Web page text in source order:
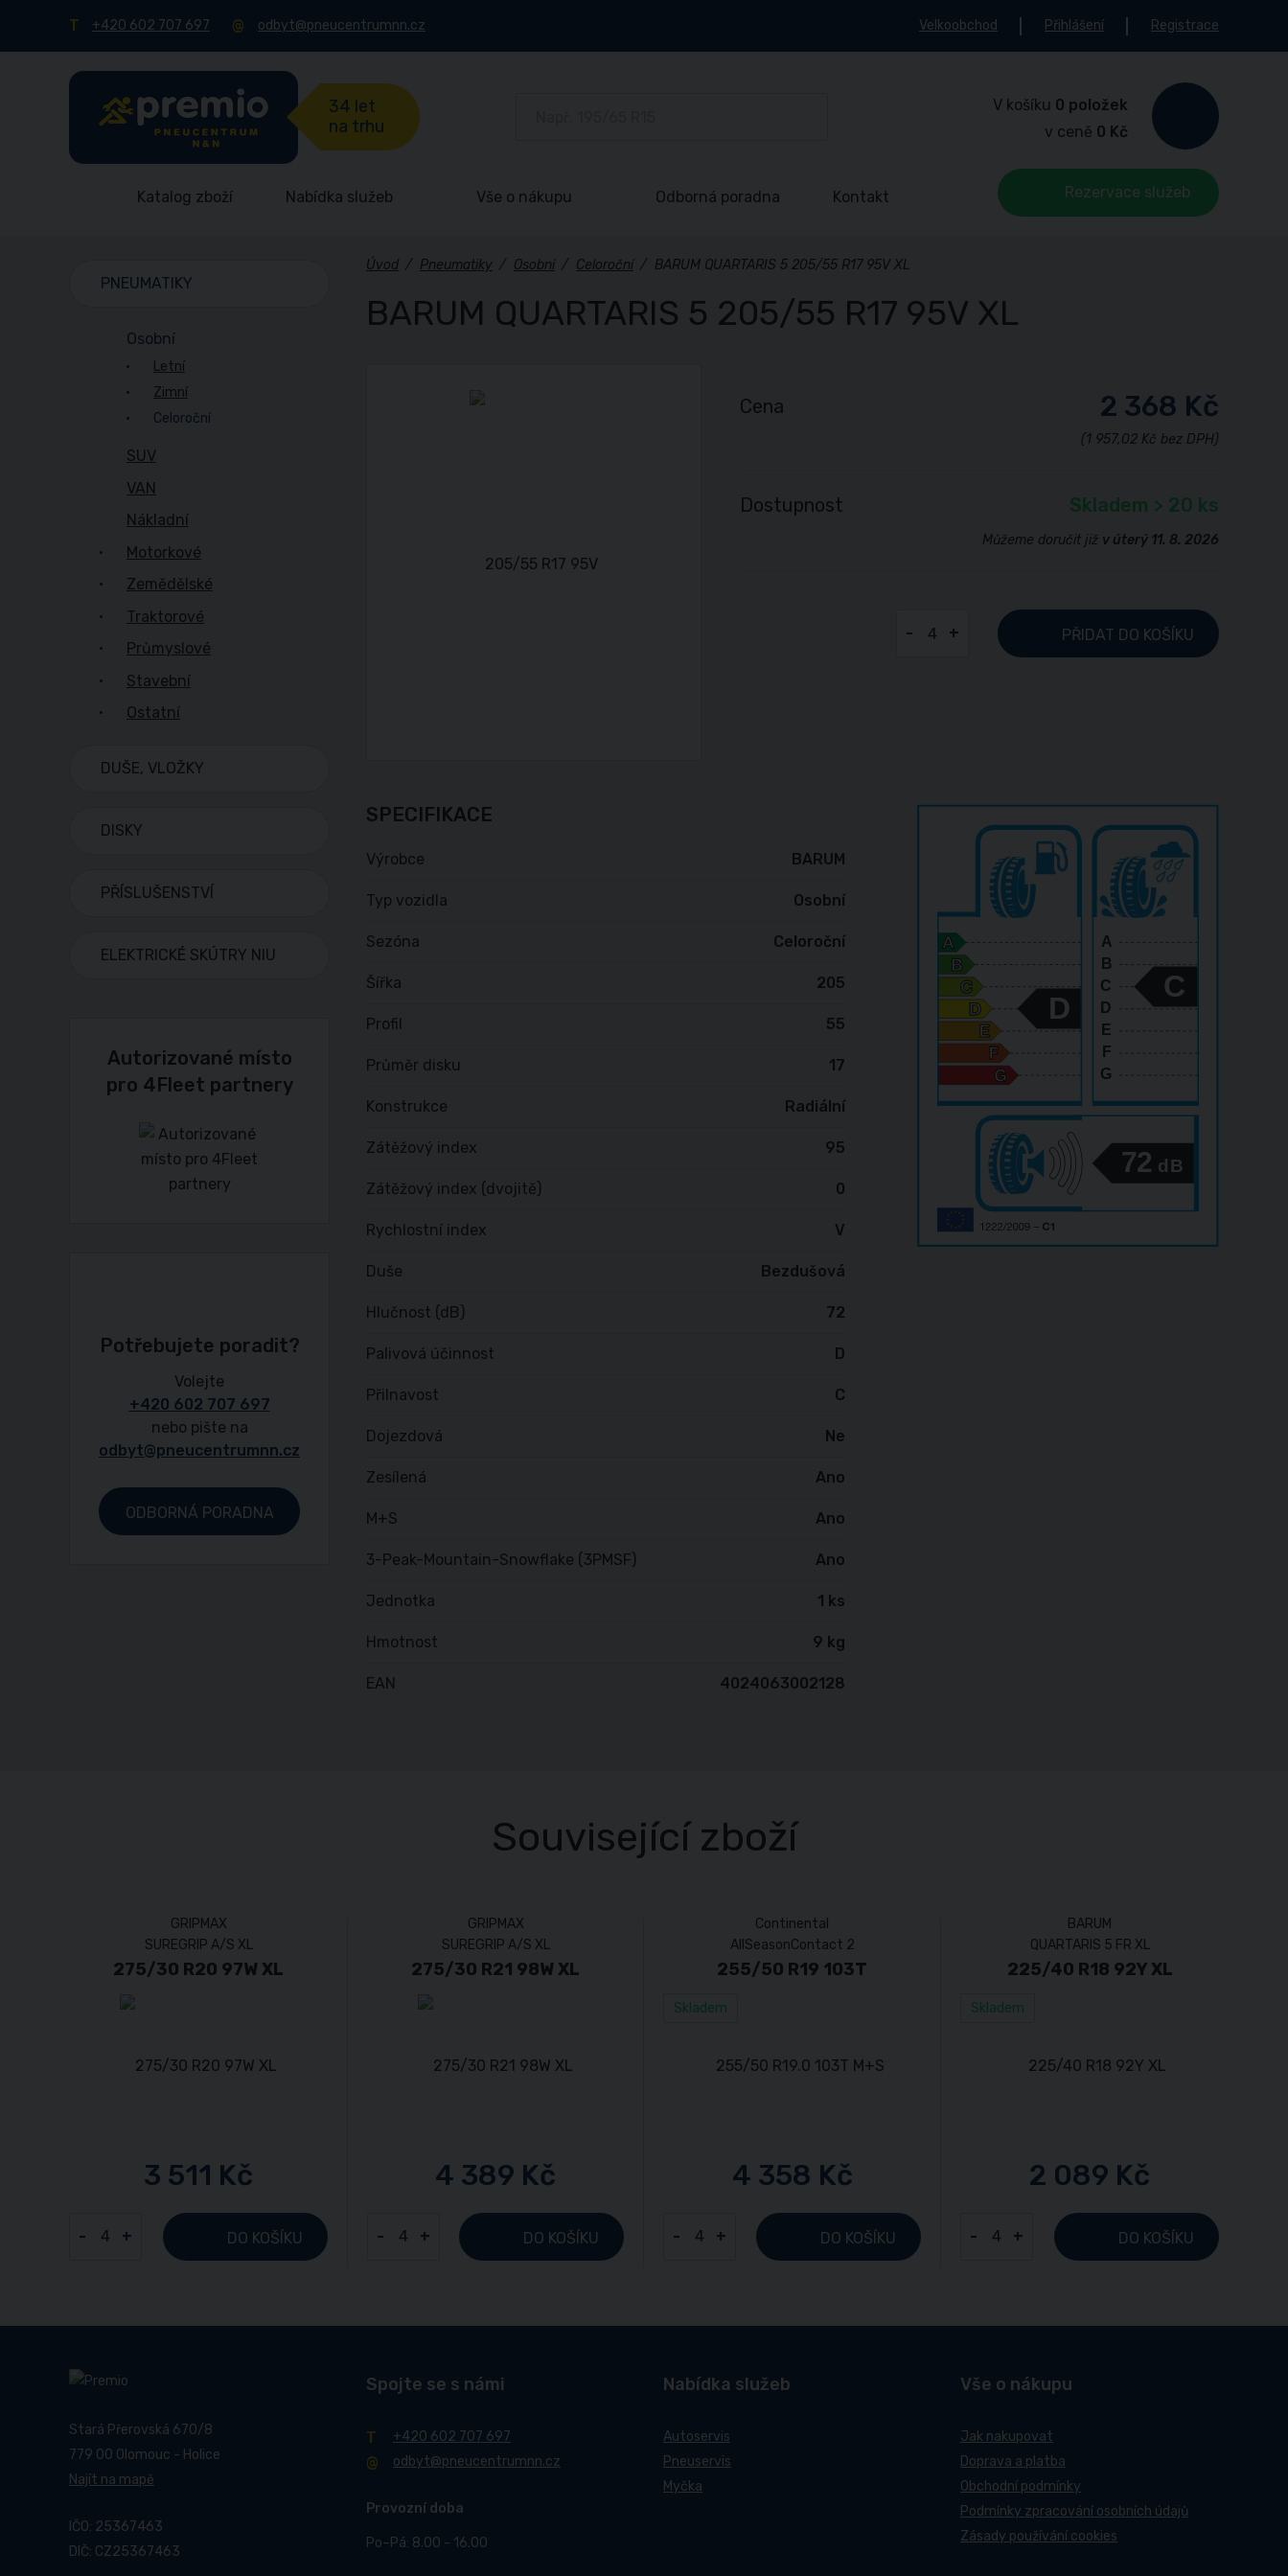
+420 602 707 697 odbyt@pneucentrumnn.cz Velkoobchod Přihlášení Registrace
34 let
na trhu
V košíku 0 položek
v ceně 0 Kč
Katalog zboží Nabídka služeb Vše o nákupu Odborná poradna Kontakt Rezervace služeb
Úvod / Pneumatiky / Osobní / Celoroční / BARUM QUARTARIS 5 205/55 R17 95V XL
BARUM QUARTARIS 5 205/55 R17 95V XL
Cena 2 368 Kč
(1 957,02 Kč bez DPH)
Dostupnost Skladem > 20 ks
Můžeme doručit již v úterý 11. 8. 2026
- + PŘIDAT DO KOŠÍKU
SPECIFIKACE
Výrobce BARUM
Typ vozidla Osobní
Sezóna Celoroční
Šířka 205
Profil 55
Průměr disku 17
Konstrukce Radiální
Zátěžový index 95
Zátěžový index (dvojitě) 0
Rychlostní index V
Duše Bezdušová
Hlučnost (dB) 72
Palivová účinnost D
Přilnavost C
Dojezdová Ne
Zesílená Ano
M+S Ano
3-Peak-Mountain-Snowflake (3PMSF) Ano
Jednotka 1 ks
Hmotnost 9 kg
EAN 4024063002128
A
B
C
D
E
F
G
72 dB
D
C
PNEUMATIKY
Osobní
Letní
Zimní
Celoroční
SUV
VAN
Nákladní
Motorkové
Zemědělské
Traktorové
Průmyslové
Stavební
Ostatní
DUŠE, VLOŽKY
DISKY
PŘÍSLUŠENSTVÍ
ELEKTRICKÉ SKÚTRY NIU
Autorizované místo
pro 4Fleet partnery
Potřebujete poradit?
Volejte
+420 602 707 697
nebo pište na
odbyt@pneucentrumnn.cz
ODBORNÁ PORADNA
Související zboží
GRIPMAX
SUREGRIP A/S XL
275/30 R20 97W XL
3 511 Kč
- + DO KOŠÍKU
GRIPMAX
SUREGRIP A/S XL
275/30 R21 98W XL
4 389 Kč
- + DO KOŠÍKU
Continental
AllSeasonContact 2
255/50 R19 103T
Skladem
4 358 Kč
- + DO KOŠÍKU
BARUM
QUARTARIS 5 FR XL
225/40 R18 92Y XL
Skladem
2 089 Kč
- + DO KOŠÍKU
Stará Přerovská 670/8
779 00 Olomouc - Holice
Najít na mapě
IČO: 25367463
DIČ: CZ25367463
Spojte se s námi
+420 602 707 697
odbyt@pneucentrumnn.cz
Provozní doba
Po–Pá: 8.00 - 16.00
Nabídka služeb
Autoservis
Pneuservis
Myčka
Vše o nákupu
Jak nakupovat
Doprava a platba
Obchodní podmínky
Podmínky zpracování osobních údajů
Zásady používání cookies